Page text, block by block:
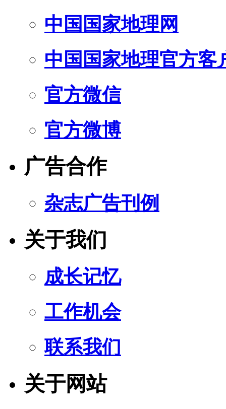
中国国家地理网
中国国家地理官方客
官方微信
官方微博
广告合作
杂志广告刊例
关于我们
成长记忆
工作机会
联系我们
关于网站